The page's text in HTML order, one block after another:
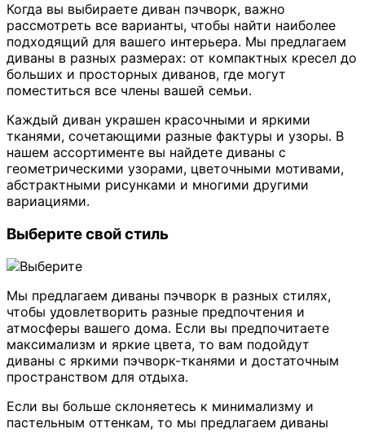
Когда вы выбираете диван пэчворк, важно
рассмотреть все варианты, чтобы найти наиболее
подходящий для вашего интерьера. Мы предлагаем
диваны в разных размерах: от компактных кресел до
больших и просторных диванов, где могут
поместиться все члены вашей семьи.
Каждый диван украшен красочными и яркими
тканями, сочетающими разные фактуры и узоры. В
нашем ассортименте вы найдете диваны с
геометрическими узорами, цветочными мотивами,
абстрактными рисунками и многими другими
вариациями.
Выберите свой стиль
Мы предлагаем диваны пэчворк в разных стилях,
чтобы удовлетворить разные предпочтения и
атмосферы вашего дома. Если вы предпочитаете
максимализм и яркие цвета, то вам подойдут
диваны с яркими пэчворк-тканями и достаточным
пространством для отдыха.
Если вы больше склоняетесь к минимализму и
пастельным оттенкам, то мы предлагаем диваны